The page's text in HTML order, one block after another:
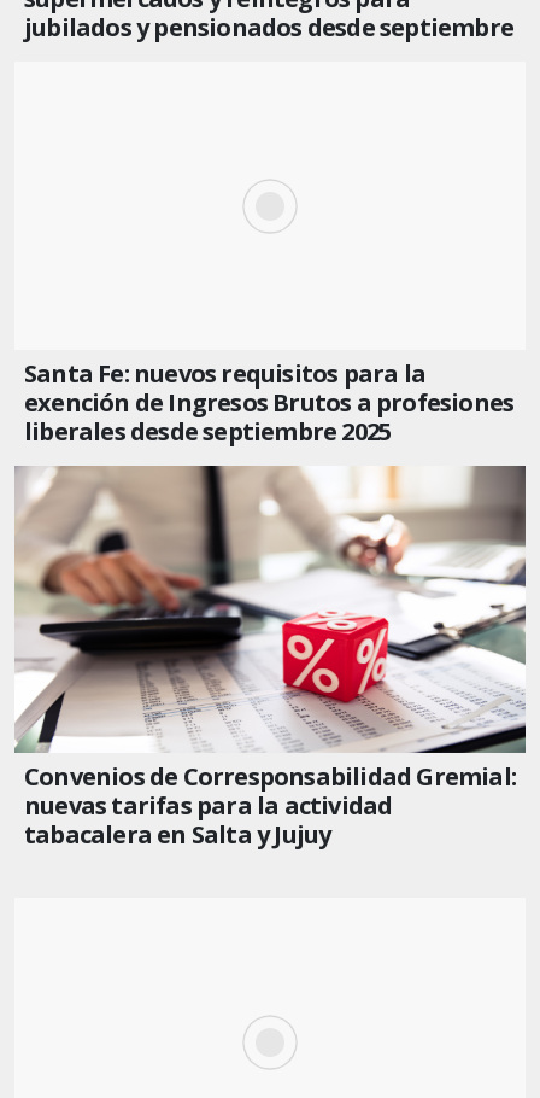
jubilados y pensionados desde septiembre
Santa Fe: nuevos requisitos para la
exención de Ingresos Brutos a profesiones
liberales desde septiembre 2025
Convenios de Corresponsabilidad Gremial:
nuevas tarifas para la actividad
tabacalera en Salta y Jujuy